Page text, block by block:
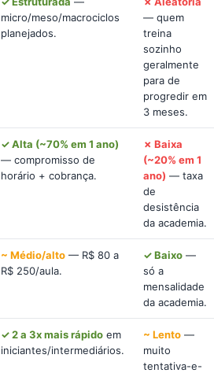
micro/meso/macrociclos
planejados.
— quem
treina
sozinho
geralmente
para de
progredir em
3 meses.
✓ Alta (~70% em 1 ano)
— compromisso de
horário + cobrança.
✗ Baixa
(~20% em 1
ano) — taxa
de
desistência
da academia.
~ Médio/alto — R$ 80 a
R$ 250/aula.
✓ Baixo —
só a
mensalidade
da academia.
✓ 2 a 3x mais rápido em
iniciantes/intermediários.
~ Lento —
muito
tentativa-e-